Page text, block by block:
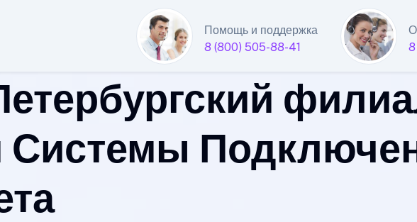
Помощь и поддержка
8 (800) 505-88-41
Системы